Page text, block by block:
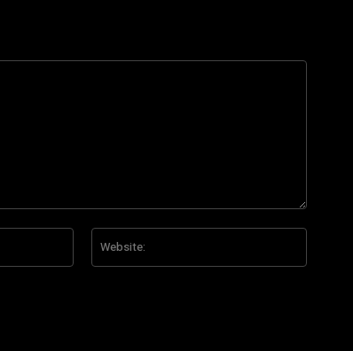
Posta:*